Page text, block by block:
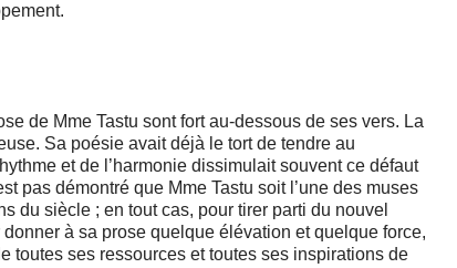
de Mme Tastu sont fort au-dessous de ses vers. La
Sa poésie avait déjà le tort de tendre au
et de l’harmonie dissimulait souvent ce défaut
pas démontré que Mme Tastu soit l’une des muses
du siècle ; en tout cas, pour tirer parti du nouvel
à sa prose quelque élévation et quelque force,
toutes ses ressources et toutes ses inspirations de